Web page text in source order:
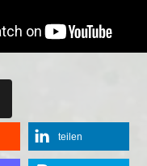
teilen